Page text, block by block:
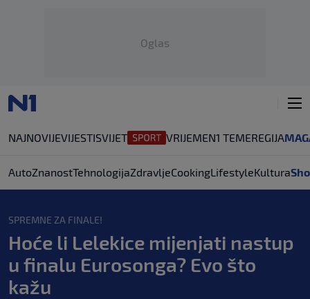
Oglas
NAJNOVIJEVIJESTISVIJET VRIJEMEN1 TEMEREGIJA
AutoZnanostTehnologijaZdravljeCookingLifestyleKultura
SPREMNE ZA FINALE!
Hoće li Lelekice mijenjati nastup
u finalu Eurosonga? Evo što
kažu